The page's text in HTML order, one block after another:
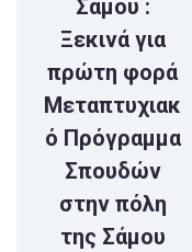
Σάμου :
Ξεκινά για
πρώτη φορά
Μεταπτυχιακ
ό Πρόγραμμα
Σπουδών
στην πόλη
της Σάμου